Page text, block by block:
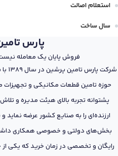
استعلام اصالت
سال ساخت
پارس
فروش پایان یک معامله
حوزه تامین قطعات مکانیکی و
پشتوانه تجربه بالای هیئت مدیره و
ارزنده‌ای را به صنایع کشور عرضه
بخش‌های دولتی و خصوصی همکاری
رایگان و تخصصی در زمان خرید که یکی